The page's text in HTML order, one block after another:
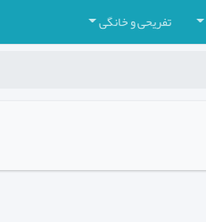
تفریحی و خانگی